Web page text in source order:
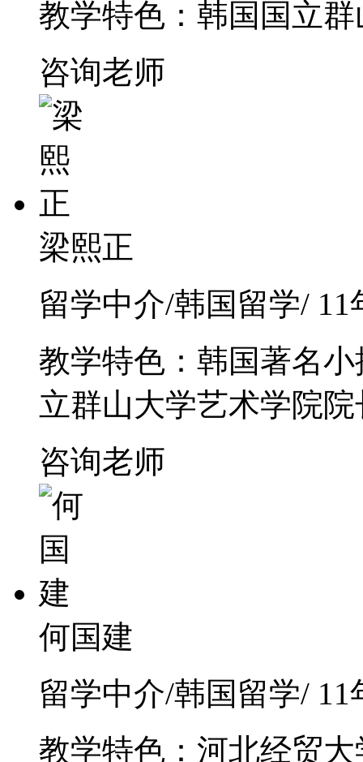
教学特色：韩国国立
咨询老师
梁熙正
留学中介/韩国留学/ 11
教学特色：韩国著名
立群山大学艺术学院院
咨询老师
何国建
留学中介/韩国留学/ 11
教学特色：河北经贸